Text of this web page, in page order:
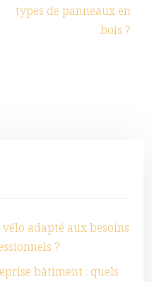
types de panneaux en
bois ?
adapté aux besoins
?
bâtiment : quels